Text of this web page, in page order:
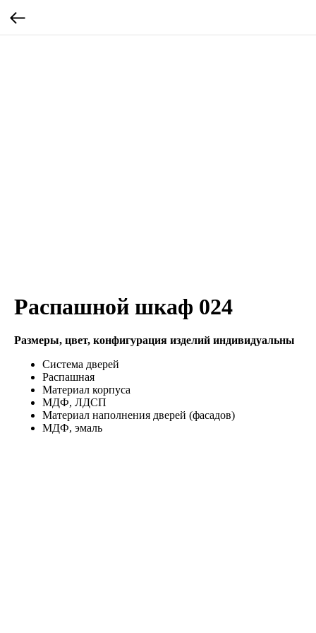
Распашной шкаф 024
Размеры, цвет, конфигурация изделий индивидуальны
Система дверей
Распашная
Материал корпуса
МДФ, ЛДСП
Материал наполнения дверей (фасадов)
МДФ, эмаль